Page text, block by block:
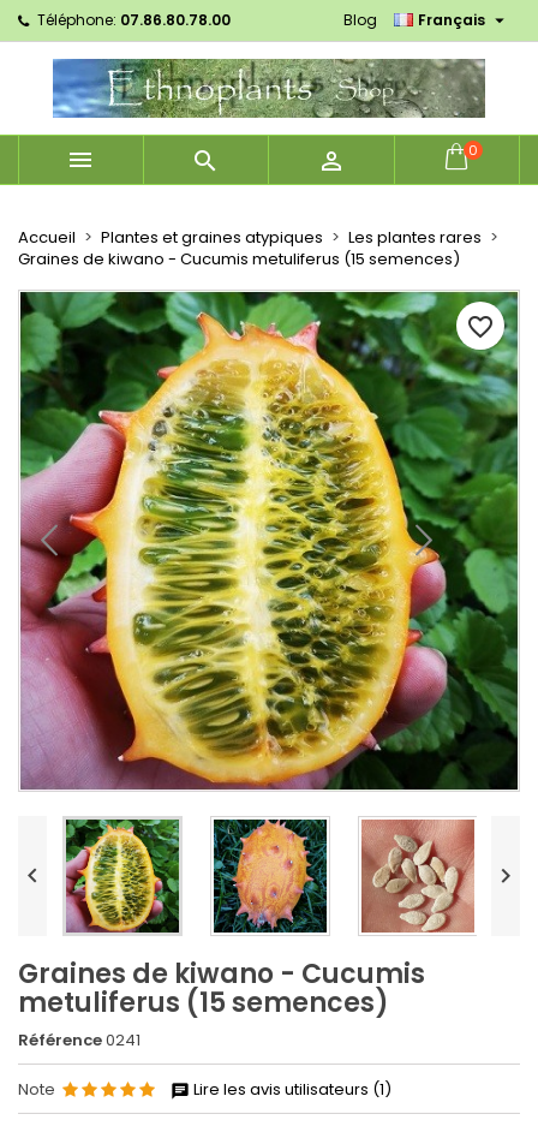
Téléphone: 07.86.80.78.00 Français 
Blog
   0
Accueil Plantes et graines atypiques
Les plantes rares
Graines de kiwano - Cucumis metuliferus (15 semences)
 
Graines de kiwano - Cucumis
metuliferus (15 semences)
Référence0241
Note Lire les avis utilisateurs (1)
favorite_border
Mes listes d'envies ×
add_circle_outline Créer une nouvelle liste
Créer une liste d'envies ×
Nom de la liste d'envies
Annuler Créer une liste d'envies
Connexion ×
Vous devez être connecté pour ajouter des produits
à votre liste d'envies.